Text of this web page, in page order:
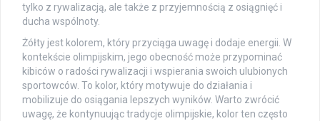
tylko z rywalizacją, ale także z przyjemnością z osiągnięć i
ducha wspólnoty.
Żółty jest kolorem, który przyciąga uwagę i dodaje energii. W
kontekście olimpijskim, jego obecność może przypominać
kibiców o radości rywalizacji i wspierania swoich ulubionych
sportowców. To kolor, który motywuje do działania i
mobilizuje do osiągania lepszych wyników. Warto zwrócić
uwagę, że kontynuując tradycje olimpijskie, kolor ten często